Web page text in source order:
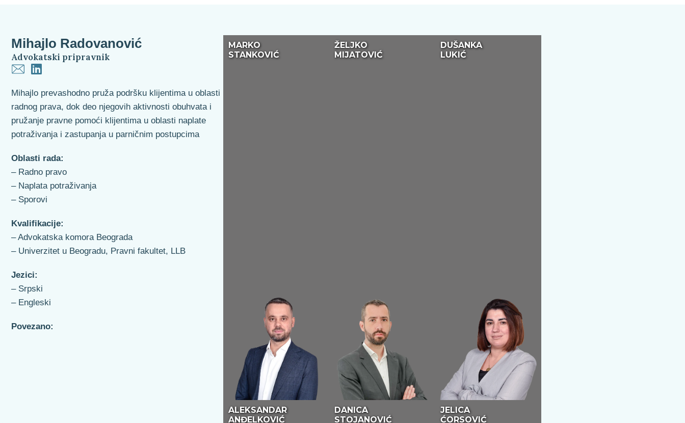
Mihajlo Radovanović
Advokatski pripravnik
Mihajlo prevashodno pruža podršku klijentima u oblasti
radnog prava, dok deo njegovih aktivnosti obuhvata i
pružanje pravne pomoći klijentima u oblasti naplate
potraživanja i zastupanja u parničnim postupcima
Oblasti rada:
– Radno pravo
– Naplata potraživanja
– Sporovi
Kvalifikacije:
– Advokatska komora Beograda
– Univerzitet u Beogradu, Pravni fakultet, LLB
Jezici:
– Srpski
– Engleski
Povezano:
MARKO
STANKOVIĆ
ŽELJKO
MIJATOVIĆ
DUŠANKA
LUKIĆ
ALEKSANDAR
ANĐELKOVIĆ
DANICA
STOJANOVIĆ
JELICA
ĆORSOVIĆ